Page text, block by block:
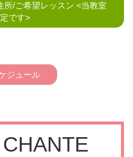
/ご希望レッスン <当教室
です>
ジュール